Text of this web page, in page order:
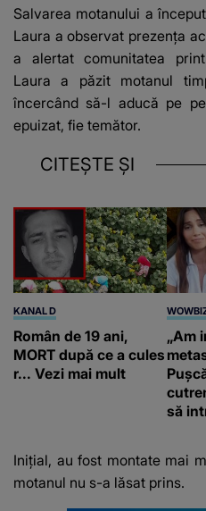
Salvarea motanului a
Laura a observat prezența
a alertat comunitatea
Laura a păzit motanul
încercând să-l aducă pe
epuizat, fie temător.
CITEȘTE ȘI
KANAL D
Român de 19 ani,
MORT după ce a cules
r... Vezi mai mult
„Am
să
Inițial, au fost montate mai
motanul nu s-a lăsat prins.